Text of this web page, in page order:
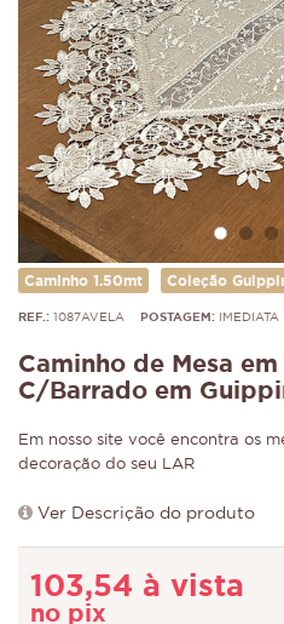
Caminho 1.50mt Coleção
REF.: 1087AVELA POSTAGEM: IMEDIATA
Caminho de Mesa
C/Barrado em
Em nosso site você encontra os
decoração do seu LAR
Ver Descrição do produto
103,54 à vista
no pix